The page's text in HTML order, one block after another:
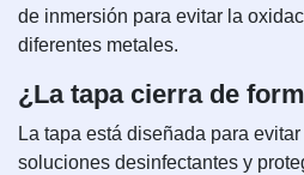
de inmersión para evitar la
diferentes metales.
¿La tapa cierra de
La tapa está diseñada para
soluciones desinfectantes y